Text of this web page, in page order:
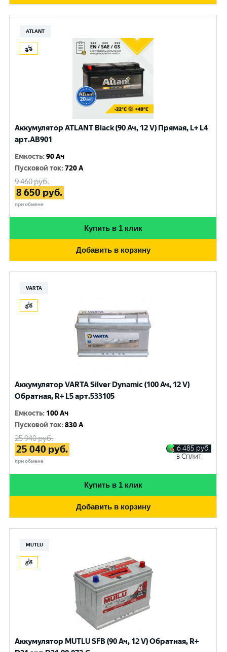
ATLANT
Аккумулятор ATLANT Black (90 Ач, 12 V) Прямая, L+ L4
арт.AB901
Емкость:90 Ач
Пусковой ток:720 A
9 460руб.
8 650 руб.
при обмене
Купить в 1 клик
Добавить в корзину
VARTA
Аккумулятор VARTA Silver Dynamic (100 Ач, 12 V)
Обратная, R+ L5 арт.533105
Емкость: 100 Ач
Пусковой ток:830 A
25 940руб.
25 040 руб.
при обмене
6 485 руб.
в Сплит
Купить в 1 клик
Добавить в корзину
MUTLU
Аккумулятор MUTLU SFB (90 Ач, 12 V) Обратная, R+